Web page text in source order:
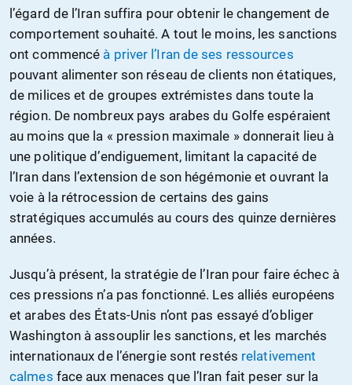
l’égard de l’Iran suffira pour obtenir le changement de
comportement souhaité. A tout le moins, les sanctions
ont commencé à priver l’Iran de ses ressources
pouvant alimenter son réseau de clients non étatiques,
de milices et de groupes extrémistes dans toute la
région. De nombreux pays arabes du Golfe espéraient
au moins que la « pression maximale » donnerait lieu à
une politique d’endiguement, limitant la capacité de
l’Iran dans l’extension de son hégémonie et ouvrant la
voie à la rétrocession de certains des gains
stratégiques accumulés au cours des quinze dernières
années.
Jusqu’à présent, la stratégie de l’Iran pour faire échec à
ces pressions n’a pas fonctionné. Les alliés européens
et arabes des États-Unis n’ont pas essayé d’obliger
Washington à assouplir les sanctions, et les marchés
internationaux de l’énergie sont restés relativement
calmes face aux menaces que l’Iran fait peser sur la